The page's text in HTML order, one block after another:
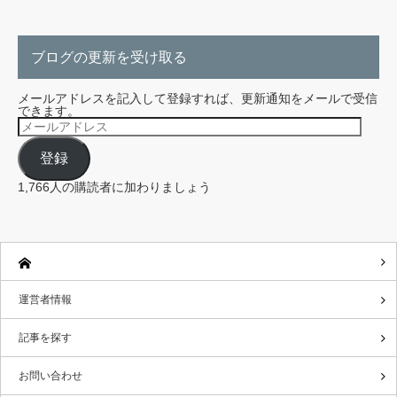
ブログの更新を受け取る
メールアドレスを記入して登録すれば、更新通知をメールで受信
できます。
メ
ー
ル
ア
ド
レ
ス
登録
1,766人の購読者に加わりましょう
運営者情報
記事を探す
お問い合わせ